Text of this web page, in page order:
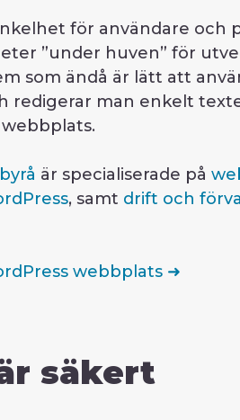
för användare och
”under huven” för
som ändå är lätt att
redigerar man enkelt
är specialiserade på
, samt drift och
webbplats ➜
säkert